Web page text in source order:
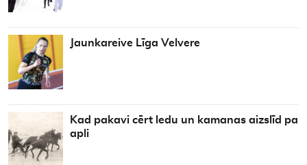
Jaunkareive Līga Velvere
Kad pakavi cērt ledu un kamanas aizslīd pa
apli